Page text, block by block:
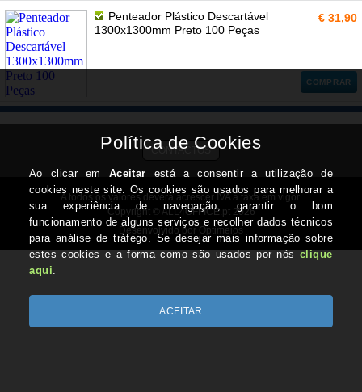
Penteador Plástico Descartável
1300x1300mm Preto 100 Peças
.
€ 31,90
COMPRAR
CONTACTOS
A todos os valores deverá acrescer IVA à taxa em vigor.
Copyright © ALL4OFFICE.pt 2026
Desenvolvido por Optimeios